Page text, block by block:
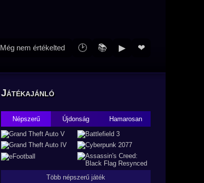
Még nem értékelted 🕑 📚 ▶ ❤
Játékajánló
Népszerű Újdonság Hamarosan
Több népszerű játék